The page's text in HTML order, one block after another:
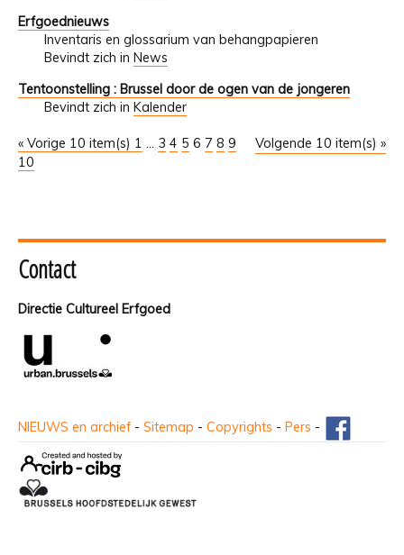
Erfgoednieuws
Inventaris en glossarium van behangpapieren
Bevindt zich in News
Tentoonstelling : Brussel door de ogen van de jongeren
Bevindt zich in Kalender
« Vorige 10 item(s) Volgende 10 item(s) »
1 ... 3 4 5 6 7 8 9
10
Contact
Directie Cultureel Erfgoed
NIEUWS en archief - Sitemap - Copyrights - Pers -